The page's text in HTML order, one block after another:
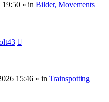
19:50 » in Bilder, Movements
15:46 » in Trainspotting